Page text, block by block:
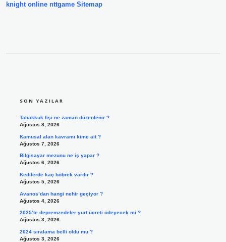
knight online nttgame Sitemap
SON YAZILAR
Tahakkuk fişi ne zaman düzenlenir ?
Ağustos 8, 2026
Kamusal alan kavramı kime ait ?
Ağustos 7, 2026
Bilgisayar mezunu ne iş yapar ?
Ağustos 6, 2026
Kedilerde kaç böbrek vardır ?
Ağustos 5, 2026
Avanos’dan hangi nehir geçiyor ?
Ağustos 4, 2026
2025’te depremzedeler yurt ücreti ödeyecek mi ?
Ağustos 3, 2026
2024 sıralama belli oldu mu ?
Ağustos 3, 2026